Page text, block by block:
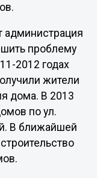
администрация
проблему
2012 годах
жители
дома. В 2013
по ул.
В ближайшей